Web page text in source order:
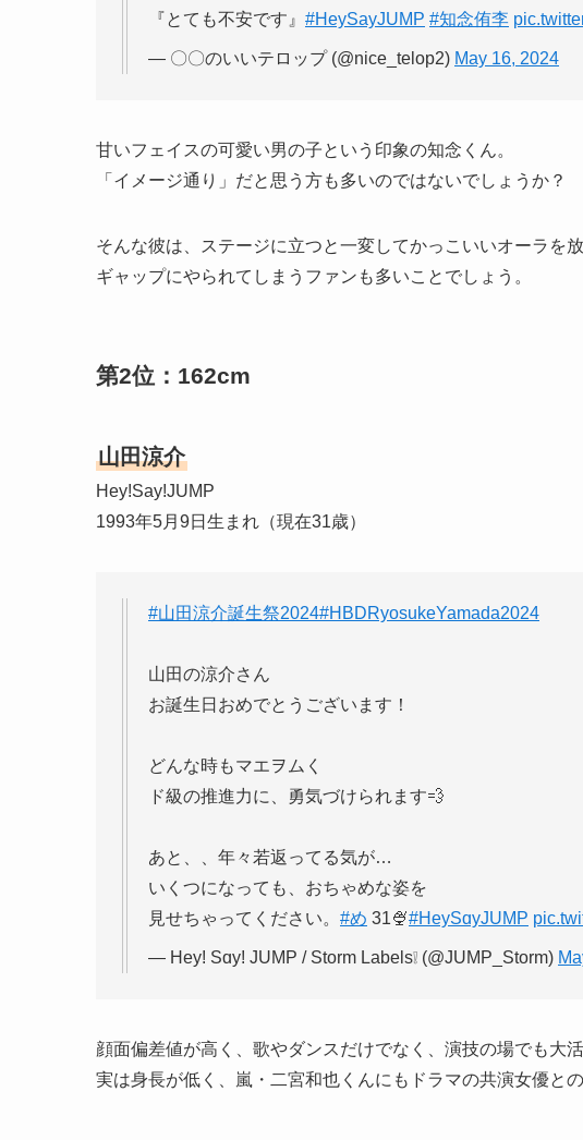
『とても不安です』 #HeySayJUMP #知念侑李
— 〇〇のいいテロップ (@nice_telop2) May 16, 2024
甘いフェイスの可愛い男の子という印象の知念くん。
「イメージ通り」だと思う方も多いのではないでしょうか？
そんな彼は、ステージに立つと一変してかっこいいオーラを
ギャップにやられてしまうファンも多いことでしょう。
第2位：162cm
山田涼介
Hey!Say!JUMP
1993年5月9日生まれ（現在31歳）
#山田涼介誕生祭2024#HBDRyosukeYamada2024
山田の涼介さん
お誕生日おめでとうございます！
どんな時もマエヲムく
ド級の推進力に、勇気づけられます💨
あと、、年々若返ってる気が…
いくつになっても、おちゃめな姿を
見せちゃってください。 #め 31🍨#HeySɑyJUMP
— Hey! Sɑy! JUMP / Storm Labels❕ (@JUMP_Storm)
顔面偏差値が高く、歌やダンスだけでなく、演技の場でも大活
実は身長が低く、嵐・二宮和也くんにもドラマの共演女優と